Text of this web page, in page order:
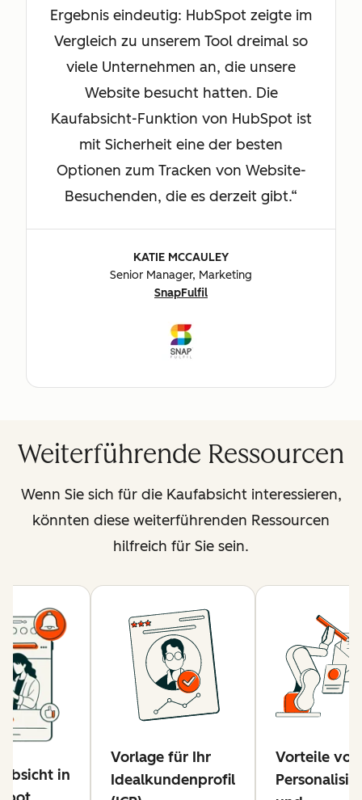
Ergebnis eindeutig: HubSpot zeigte im
Vergleich zu unserem Tool dreimal so
viele Unternehmen an, die unsere
Website besucht hatten. Die
Kaufabsicht-Funktion von HubSpot ist
mit Sicherheit eine der besten
Optionen zum Tracken von Website-
Besuchenden, die es derzeit gibt.
KATIE MCCAULEY
Senior Manager, Marketing
SnapFulfil
Weiterführende Ressourcen
Wenn Sie sich für die Kaufabsicht interessieren,
könnten diese weiterführenden Ressourcen
hilfreich für Sie sein.
in
Vorlage für Ihr
Idealkundenprofil
Vorteile von